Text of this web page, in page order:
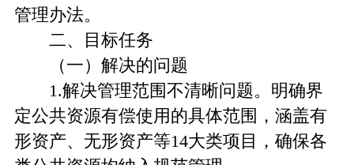
管理办法。
二、目标任务
（一）解决的问题
1.解决管理范围不清晰问题。明确界
定公共资源有偿使用的具体范围，涵盖有
形资产、无形资产等14大类项目，确保各